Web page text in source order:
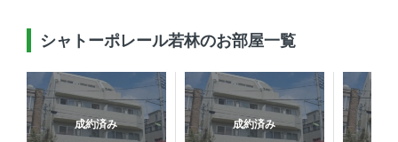
シャトーポレール若林のお部屋一覧
成約済み 成約済み